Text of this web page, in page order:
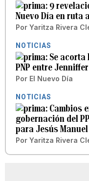
9
Nuevo Día en ruta
Por Yaritza Rivera
NOTICIAS
Se acorta
PNP entre
Por El Nuevo Día
NOTICIAS
Cambios
gobernación del
para Jesús
Por Yaritza Rivera